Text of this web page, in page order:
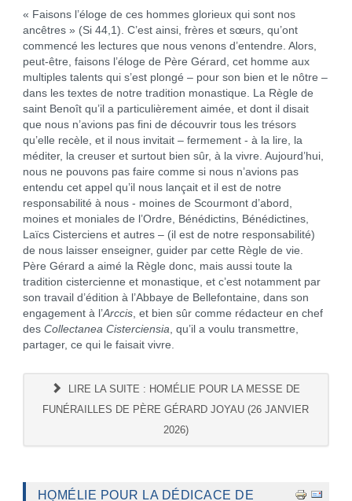
« Faisons l’éloge de ces hommes glorieux qui sont nos
ancêtres » (Si 44,1). C’est ainsi, frères et sœurs, qu’ont
commencé les lectures que nous venons d’entendre. Alors,
peut-être, faisons l’éloge de Père Gérard, cet homme aux
multiples talents qui s’est plongé – pour son bien et le nôtre –
dans les textes de notre tradition monastique. La Règle de
saint Benoît qu’il a particulièrement aimée, et dont il disait
que nous n’avions pas fini de découvrir tous les trésors
qu’elle recèle, et il nous invitait – fermement - à la lire, la
méditer, la creuser et surtout bien sûr, à la vivre. Aujourd’hui,
nous ne pouvons pas faire comme si nous n’avions pas
entendu cet appel qu’il nous lançait et il est de notre
responsabilité à nous - moines de Scourmont d’abord,
moines et moniales de l’Ordre, Bénédictins, Bénédictines,
Laïcs Cisterciens et autres – (il est de notre responsabilité)
de nous laisser enseigner, guider par cette Règle de vie.
Père Gérard a aimé la Règle donc, mais aussi toute la
tradition cistercienne et monastique, et c’est notamment par
son travail d’édition à l’Abbaye de Bellefontaine, dans son
engagement à l’Arccis, et bien sûr comme rédacteur en chef
des Collectanea Cisterciensia, qu’il a voulu transmettre,
partager, ce qui le faisait vivre.
LIRE LA SUITE : HOMÉLIE POUR LA MESSE DE
FUNÉRAILLES DE PÈRE GÉRARD JOYAU (26 JANVIER
2026)
HOMÉLIE POUR LA DÉDICACE DE